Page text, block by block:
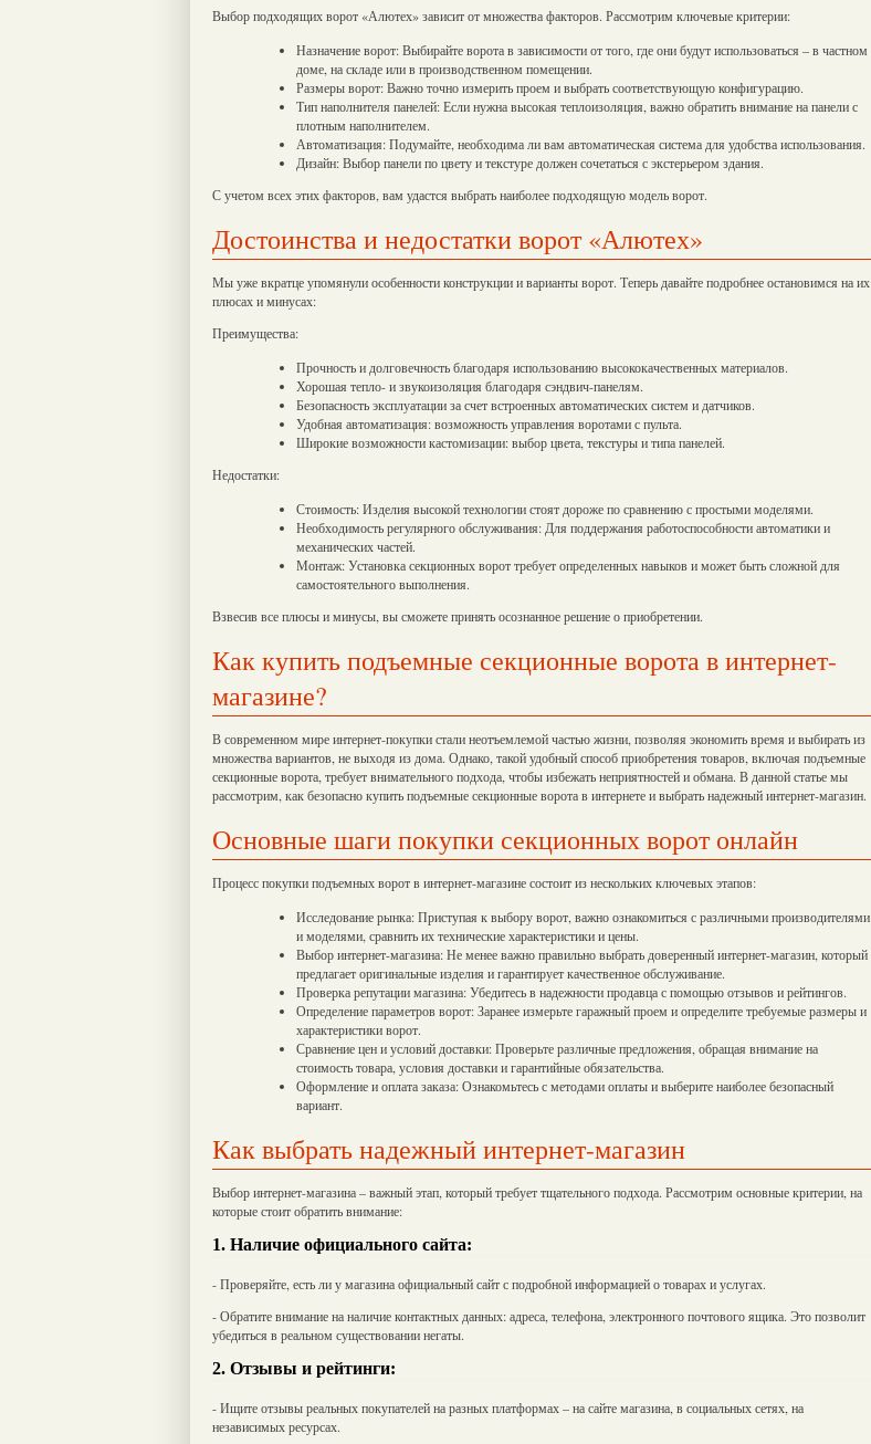
Выбор подходящих ворот «Алютех» зависит от множества факторов. Рассмотрим ключевые критерии:
Назначение ворот: Выбирайте ворота в зависимости от того, где они будут использоваться – в частном
доме, на складе или в производственном помещении.
Размеры ворот: Важно точно измерить проем и выбрать соответствующую конфигурацию.
Тип наполнителя панелей: Если нужна высокая теплоизоляция, важно обратить внимание на панели с
плотным наполнителем.
Автоматизация: Подумайте, необходима ли вам автоматическая система для удобства использования.
Дизайн: Выбор панели по цвету и текстуре должен сочетаться с экстерьером здания.
С учетом всех этих факторов, вам удастся выбрать наиболее подходящую модель ворот.
Достоинства и недостатки ворот «Алютех»
Мы уже вкратце упомянули особенности конструкции и варианты ворот. Теперь давайте подробнее остановимся на их
плюсах и минусах:
Преимущества:
Прочность и долговечность благодаря использованию высококачественных материалов.
Хорошая тепло- и звукоизоляция благодаря сэндвич-панелям.
Безопасность эксплуатации за счет встроенных автоматических систем и датчиков.
Удобная автоматизация: возможность управления воротами с пульта.
Широкие возможности кастомизации: выбор цвета, текстуры и типа панелей.
Недостатки:
Стоимость: Изделия высокой технологии стоят дороже по сравнению с простыми моделями.
Необходимость регулярного обслуживания: Для поддержания работоспособности автоматики и
механических частей.
Монтаж: Установка секционных ворот требует определенных навыков и может быть сложной для
самостоятельного выполнения.
Взвесив все плюсы и минусы, вы сможете принять осознанное решение о приобретении.
Как купить подъемные секционные ворота в интернет-
магазине?
В современном мире интернет-покупки стали неотъемлемой частью жизни, позволяя экономить время и выбирать из
множества вариантов, не выходя из дома. Однако, такой удобный способ приобретения товаров, включая подъемные
секционные ворота, требует внимательного подхода, чтобы избежать неприятностей и обмана. В данной статье мы
рассмотрим, как безопасно купить подъемные секционные ворота в интернете и выбрать надежный интернет-магазин.
Основные шаги покупки секционных ворот онлайн
Процесс покупки подъемных ворот в интернет-магазине состоит из нескольких ключевых этапов:
Исследование рынка: Приступая к выбору ворот, важно ознакомиться с различными производителями
и моделями, сравнить их технические характеристики и цены.
Выбор интернет-магазина: Не менее важно правильно выбрать доверенный интернет-магазин, который
предлагает оригинальные изделия и гарантирует качественное обслуживание.
Проверка репутации магазина: Убедитесь в надежности продавца с помощью отзывов и рейтингов.
Определение параметров ворот: Заранее измерьте гаражный проем и определите требуемые размеры и
характеристики ворот.
Сравнение цен и условий доставки: Проверьте различные предложения, обращая внимание на
стоимость товара, условия доставки и гарантийные обязательства.
Оформление и оплата заказа: Ознакомьтесь с методами оплаты и выберите наиболее безопасный
вариант.
Как выбрать надежный интернет-магазин
Выбор интернет-магазина – важный этап, который требует тщательного подхода. Рассмотрим основные критерии, на
которые стоит обратить внимание:
1. Наличие официального сайта:
- Проверяйте, есть ли у магазина официальный сайт с подробной информацией о товарах и услугах.
- Обратите внимание на наличие контактных данных: адреса, телефона, электронного почтового ящика. Это позволит
убедиться в реальном существовании негаты.
2. Отзывы и рейтинги:
- Ищите отзывы реальных покупателей на разных платформах – на сайте магазина, в социальных сетях, на
независимых ресурсах.